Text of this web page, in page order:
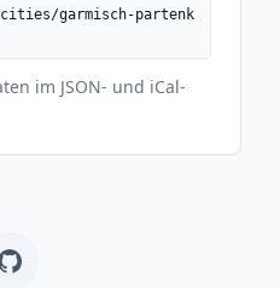
garmisch-partenk
im JSON- und iCal-